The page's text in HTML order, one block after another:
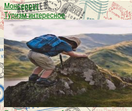
Монсеррат
Туризм интересное